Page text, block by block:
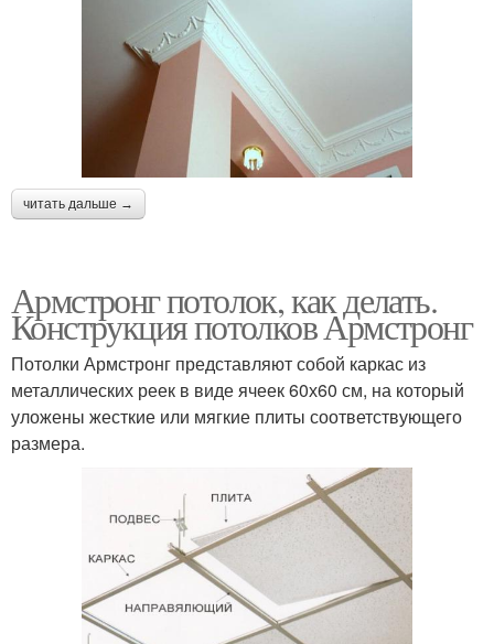
читать дальше →
Армстронг потолок, как делать.
Конструкция потолков Армстронг
Потолки Армстронг представляют собой каркас из
металлических реек в виде ячеек 60х60 см, на который
уложены жесткие или мягкие плиты соответствующего
размера.